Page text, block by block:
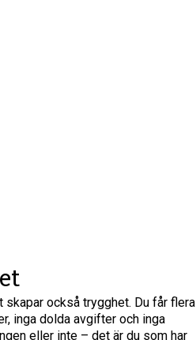
också trygghet. Du får flera
inga dolda avgifter och inga
eller inte – det är du som har